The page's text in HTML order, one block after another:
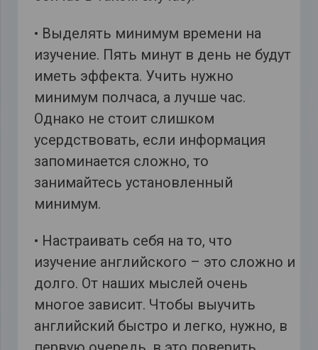
• Выделять минимум времени на
изучение. Пять минут в день не будут
иметь эффекта. Учить нужно
минимум полчаса, а лучше час.
Однако не стоит слишком
усердствовать, если информация
запоминается сложно, то
занимайтесь установленный
минимум.
• Настраивать себя на то, что
изучение английского – это сложно и
долго. От наших мыслей очень
многое зависит. Чтобы выучить
английский быстро и легко, нужно, в